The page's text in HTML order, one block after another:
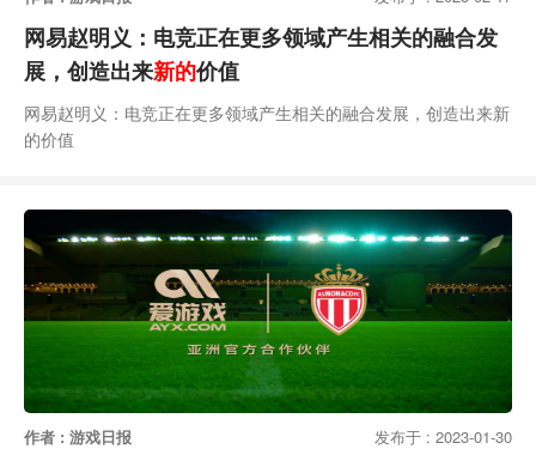
网易赵明义：电竞正在更多领域产生相关的融合发
展，创造出来新的价值
网易赵明义：电竞正在更多领域产生相关的融合发展，创造出来新
的价值
作者 : 游戏日报 发布于 : 2023-01-30